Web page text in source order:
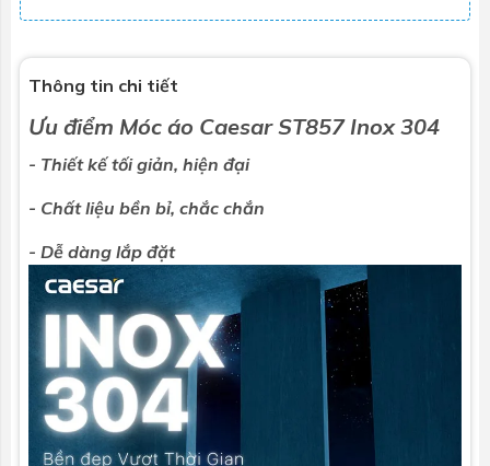
Thông tin chi tiết
Ưu điểm Móc áo Caesar ST857 Inox 304
- Thiết kế tối giản, hiện đại
- Chất liệu bền bỉ, chắc chắn
- Dễ dàng lắp đặt